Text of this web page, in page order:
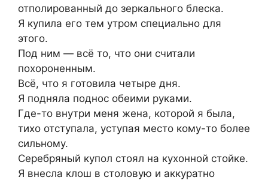
отполированный до зеркального блеска.
Я купила его тем утром специально для
этого.
Под ним — всё то, что они считали
похороненным.
Всё, что я готовила четыре дня.
Я подняла поднос обеими руками.
Где-то внутри меня жена, которой я была,
тихо отступала, уступая место кому-то более
сильному.
Серебряный купол стоял на кухонной стойке.
Я внесла клош в столовую и аккуратно